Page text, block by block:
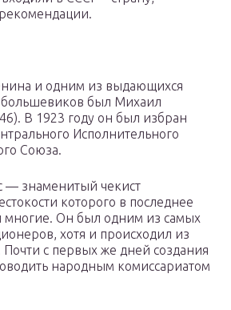
и одним из выдающихся
был Михаил
В 1923 году он был избран
Исполнительного
Союза.
знаменитый чекист
которого в последнее
Он был одним из самых
хотя и происходил из
Почти с первых же дней создания
народным комиссариатом